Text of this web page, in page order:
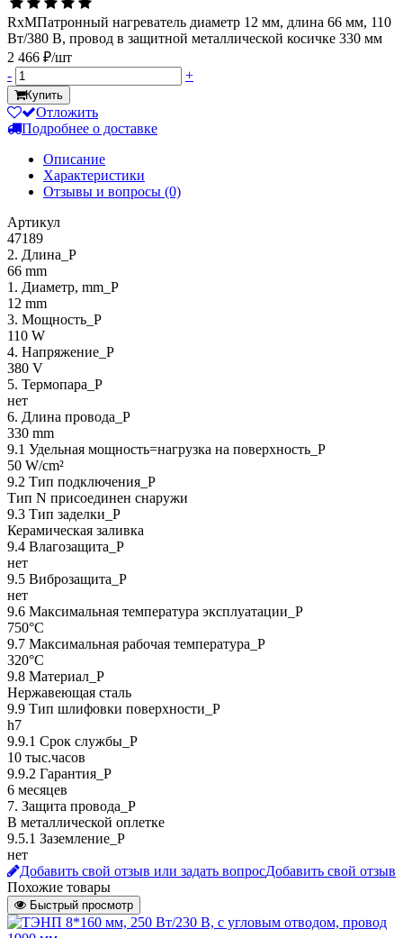
RxMПатронный нагреватель диаметр 12 мм, длина 66 мм, 110
Вт/380 В, провод в защитной металлической косичке 330 мм
2 466 ₽/шт
-
+
Купить
Отложить
Подробнее о доставке
Описание
Характеристики
Отзывы и вопросы (0)
Артикул
47189
2. Длина_P
66 mm
1. Диаметр, mm_P
12 mm
3. Мощность_P
110 W
4. Напряжение_P
380 V
5. Термопара_P
нет
6. Длина провода_P
330 mm
9.1 Удельная мощность=нагрузка на поверхность_P
50 W/cm²
9.2 Тип подключения_P
Тип N присоединен снаружи
9.3 Тип заделки_Р
Керамическая заливка
9.4 Влагозащита_Р
нет
9.5 Виброзащита_Р
нет
9.6 Максимальная температура эксплуатации_Р
750°C
9.7 Максимальная рабочая температура_Р
320°C
9.8 Материал_Р
Нержавеющая сталь
9.9 Тип шлифовки поверхности_Р
h7
9.9.1 Срок службы_Р
10 тыс.часов
9.9.2 Гарантия_Р
6 месяцев
7. Защита провода_P
В металлической оплетке
9.5.1 Заземление_P
нет
Добавить свой отзыв или задать вопросДобавить свой отзыв
Похожие товары
Быстрый просмотр